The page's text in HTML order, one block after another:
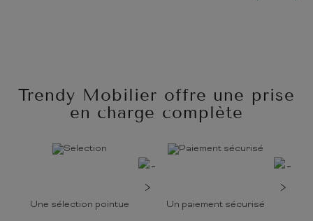
Trendy Mobilier offre une prise
en charge complète
Une sélection pointue Un paiement sécurisé